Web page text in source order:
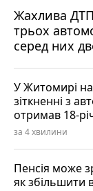
Жахлива ДТП
трьох
серед них
У Житомирі на
зіткненні з
отримав 18-
за 4 хвилини
Пенсія може
як збільшити